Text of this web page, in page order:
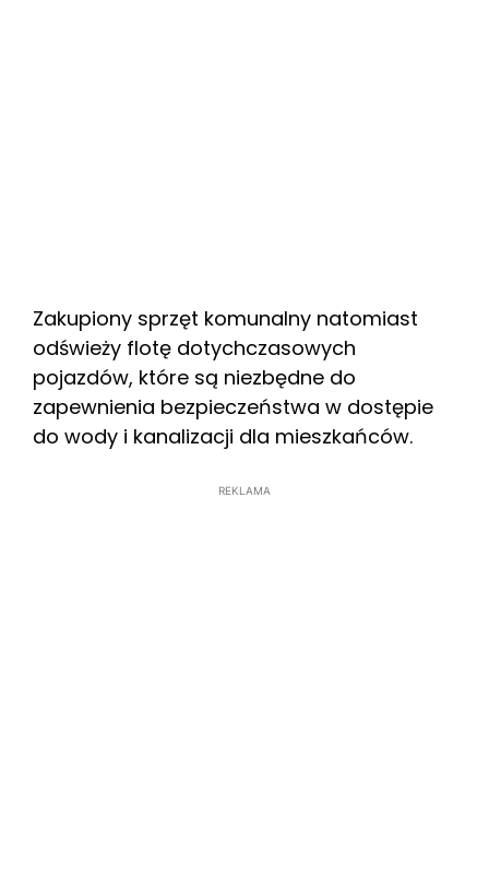
Zakupiony sprzęt komunalny natomiast
odświeży flotę dotychczasowych
pojazdów, które są niezbędne do
zapewnienia bezpieczeństwa w dostępie
do wody i kanalizacji dla mieszkańców.
REKLAMA